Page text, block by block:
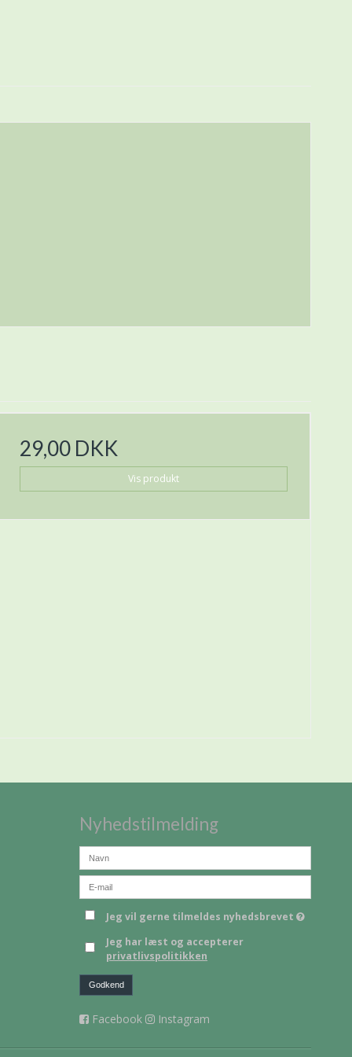
29,00 DKK
Vis produkt
Nyhedstilmelding
Jeg vil gerne tilmeldes nyhedsbrevet
Jeg har læst og accepterer
privatlivspolitikken
Godkend
Facebook Instagram